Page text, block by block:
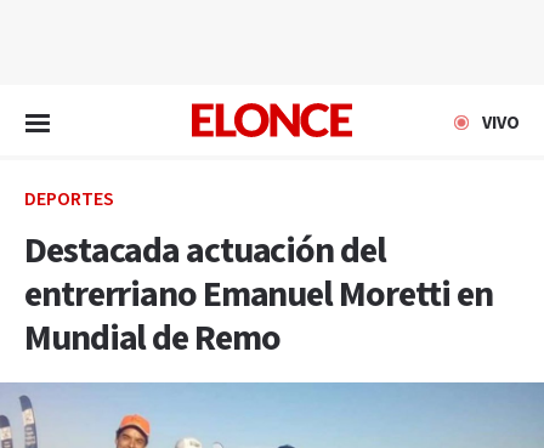
VIVO
DEPORTES
Destacada actuación del
entrerriano Emanuel Moretti en
Mundial de Remo